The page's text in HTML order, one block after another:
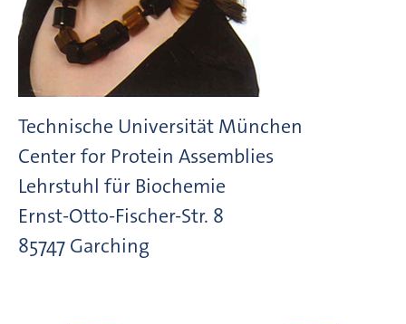
Technische Universität München
Center for Protein Assemblies
Lehrstuhl für Biochemie
Ernst-Otto-Fischer-Str. 8
85747 Garching